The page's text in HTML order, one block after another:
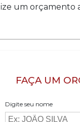
um orçamento
FAÇA UM
Digite seu nome